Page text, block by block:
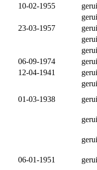
10-02-1955
23-03-1957
06-09-1974
12-04-1941
01-03-1938
06-01-1951